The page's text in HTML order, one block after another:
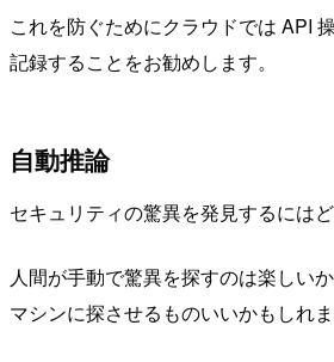
これを防ぐためにクラウドでは API
記録することをお勧めします。
自動推論
セキュリティの驚異を発見するには
人間が手動で驚異を探すのは楽しい
マシンに探させるものいいかもしれ